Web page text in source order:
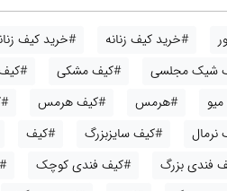
#خرید کیف زنانه #خرید کیف
شیک مجلسی
#کیف مشکی
#هرمس #کیف هرمس
نرمال
#کیف سایزبزرگ #کیف
فندی بزرگ
#کیف فندی کوچک